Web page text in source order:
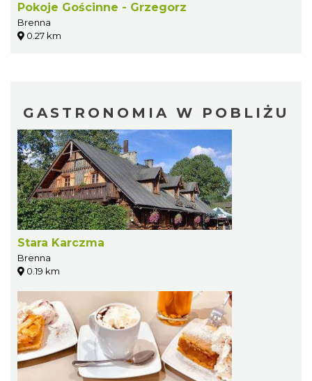
Pokoje Gościnne - Grzegorz
Brenna
0.27 km
GASTRONOMIA W POBLIŻU
Stara Karczma
Brenna
0.19 km